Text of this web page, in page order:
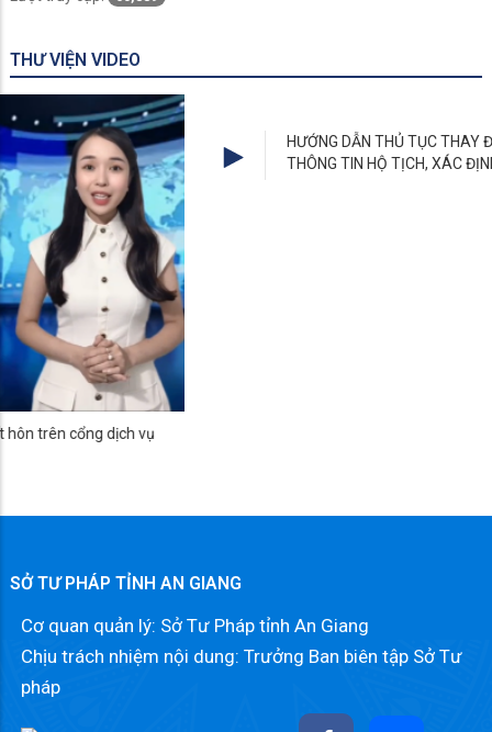
THƯ VIỆN VIDEO
HƯỚNG DẪN THỦ TỤC THAY ĐỔI, CẢI CHÍNH, BỔ SUNG
SỞ TƯ PHÁP TỈNH AN GIANG
Cơ quan quản lý: Sở Tư Pháp tỉnh An Giang
Chịu trách nhiệm nội dung: Trưởng Ban biên tập Sở Tư
pháp